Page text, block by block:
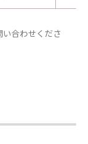
合わせくださ